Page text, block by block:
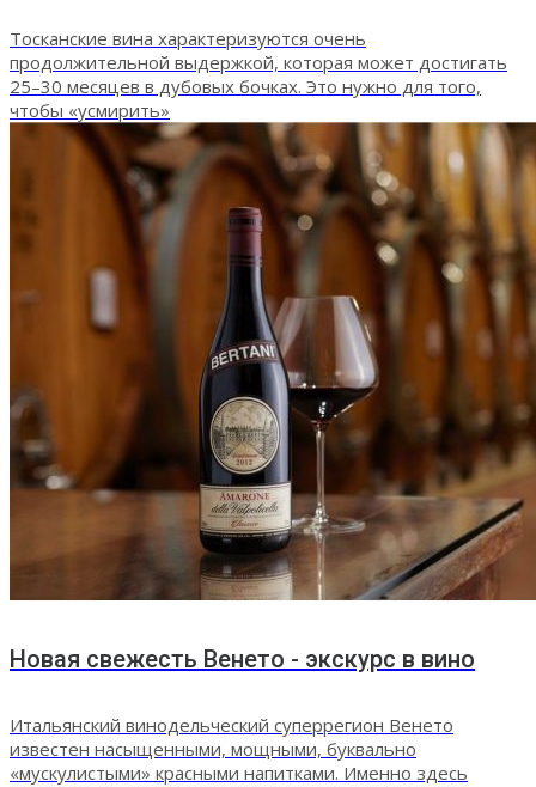
Тосканские вина характеризуются очень
продолжительной выдержкой, которая может достигать
25–30 месяцев в дубовых бочках. Это нужно для того,
чтобы «усмирить»
Новая свежесть Венето - экскурс в вино
Итальянский винодельческий суперрегион Венето
известен насыщенными, мощными, буквально
«мускулистыми» красными напитками. Именно здесь